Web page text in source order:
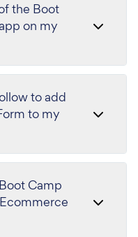
the Boot
on my
to add
to my
Camp